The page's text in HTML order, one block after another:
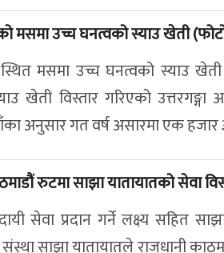
मसमा उच्च घनत्वको स्याउ खेती
मसमा उच्च घनत्वको स्याउ खेती
विस्तार गरिएको उत्तरगङ्गा
अनुसार गत वर्ष असारमा एक हजार
रुटमा साझा यातायातको सेवा
सेवा प्रदान गर्ने लक्ष्य सहित
साझा यातायातले राजधानी